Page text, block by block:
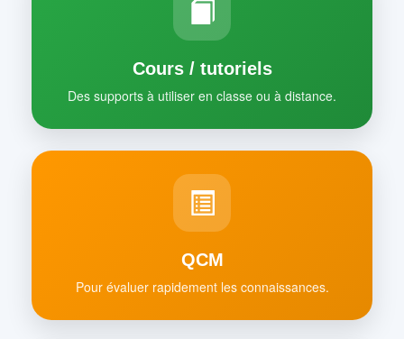
Cours / tutoriels
Des supports à utiliser en classe ou à distance.
QCM
Pour évaluer rapidement les connaissances.